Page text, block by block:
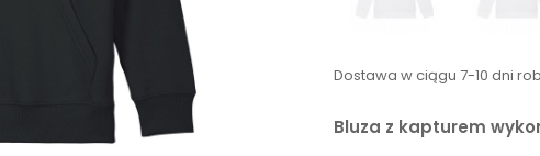
Dostawa w ciągu 7-10 dni
Bluza z kapturem